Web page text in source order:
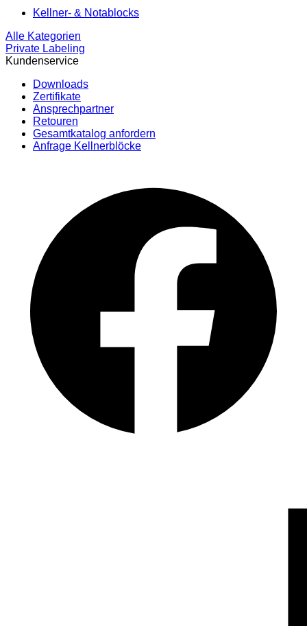
Kellner- & Notablocks
Alle Kategorien
Private Labeling
Kundenservice
Downloads
Zertifikate
Ansprechpartner
Retouren
Gesamtkatalog anfordern
Anfrage Kellnerblöcke